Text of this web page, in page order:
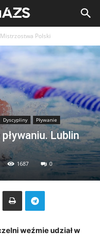
Polski
Dyscypliny Pływanie
Lublin
1687 0
weźmie udział w